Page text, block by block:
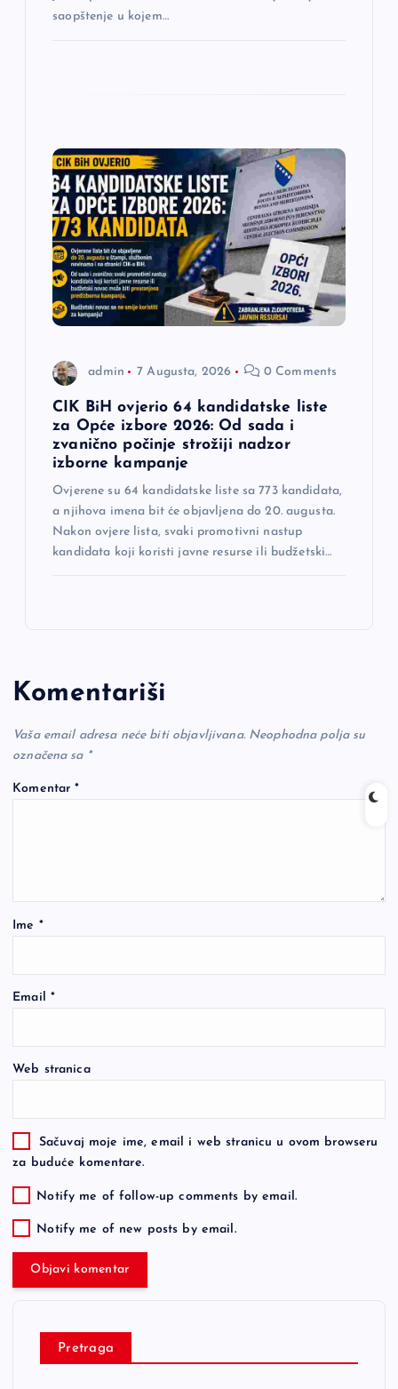
saopštenje u kojem…
admin 7 Augusta, 2026 0 Comments
CIK BiH ovjerio 64 kandidatske liste
za Opće izbore 2026: Od sada i
zvanično počinje strožiji nadzor
izborne kampanje
Ovjerene su 64 kandidatske liste sa 773 kandidata,
a njihova imena bit će objavljena do 20. augusta.
Nakon ovjere lista, svaki promotivni nastup
kandidata koji koristi javne resurse ili budžetski…
Komentariši
Vaša email adresa neće biti objavljivana. Neophodna polja su
označena sa *
Komentar*
Ime *
Email *
Web stranica
Sačuvaj moje ime, email i web stranicu u ovom browseru
za buduće komentare.
Notify me of follow-up comments by email.
Notify me of new posts by email.
Pretraga